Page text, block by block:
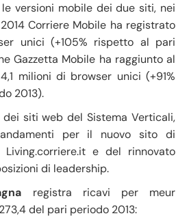
versioni mobile dei due siti, nei
Corriere Mobile ha registrato
unici (+105% rispetto al pari
Gazzetta Mobile ha raggiunto al
milioni di browser unici (+91%
2013).
siti web del Sistema Verticali,
per il nuovo sito di
Living.corriere.it e del rinnovato
di leadership.
registra ricavi per meur
del pari periodo 2013: